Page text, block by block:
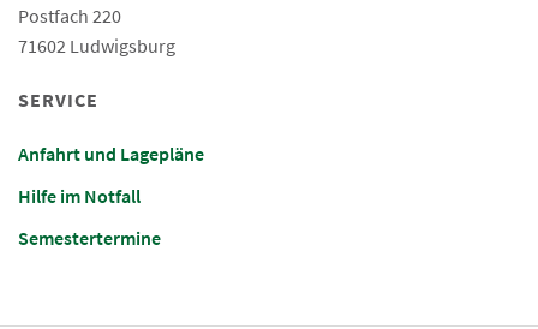
Postfach 220
71602 Ludwigsburg
SERVICE
Anfahrt und Lagepläne
Hilfe im Notfall
Semestertermine